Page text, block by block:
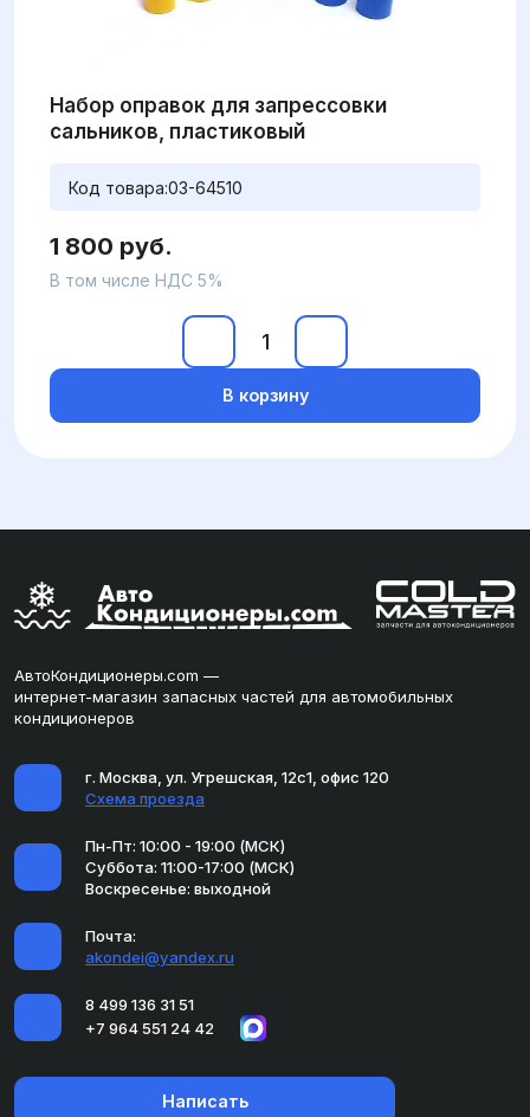
Набор оправок для запрессовки
сальников, пластиковый
Код товара:03-64510
1 800 руб.
В том числе НДС 5%
В корзину
АвтоКондиционеры.com —
интернет-магазин запасных частей для автомобильных
кондиционеров
г. Москва, ул. Угрешская, 12с1, офис 120
Схема проезда
Пн-Пт: 10:00 - 19:00 (МСК)
Суббота: 11:00-17:00 (МСК)
Воскресенье: выходной
Почта:
akondei@yandex.ru
8 499 136 31 51
+7 964 551 24 42
Написать